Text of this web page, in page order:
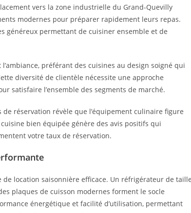
vers la zone industrielle du Grand-Quevilly
modernes pour préparer rapidement leurs repas.
généreux permettant de cuisiner ensemble et de
préférant des cuisines au design soigné qui
diversité de clientèle nécessite une approche
satisfaire l’ensemble des segments de marché.
réservation révèle que l’équipement culinaire figure
bien équipée génère des avis positifs qui
votre taux de réservation.
de location saisonnière efficace. Un réfrigérateur de
plaques de cuisson modernes forment le socle
énergétique et facilité d’utilisation, permettant